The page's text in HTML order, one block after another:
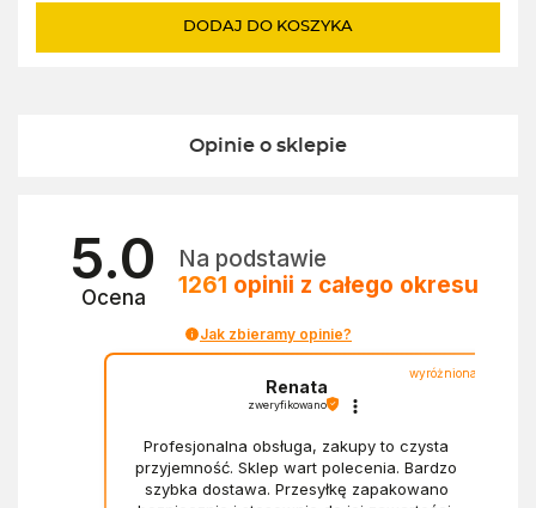
DODAJ DO KOSZYKA
Opinie o sklepie
5.0
Ocena
Na podstawie
1261 opinii z całego okresu
Jak zbieramy opinie?
wyróżniona
Renata
zweryfikowano
Profesjonalna obsługa, zakupy to czysta
przyjemność. Sklep wart polecenia. Bardzo
szybka dostawa. Przesyłkę zapakowano